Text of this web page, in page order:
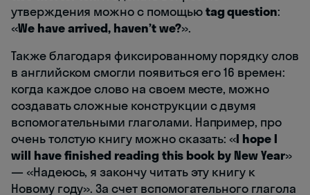
утверждения можно с помощьюtag question:
«We have arrived, haven’t we?».
Также благодаря фиксированному порядку слов
в английском смогли появиться его 16 времен:
когда каждое слово на своем месте, можно
создавать сложные конструкции с двумя
вспомогательными глаголами. Например, про
очень толстую книгу можно сказать: «I hope I
will have finished reading this book by New Year»
— «Надеюсь, я закончу читать эту книгу к
Новому году». За счет вспомогательного глагола